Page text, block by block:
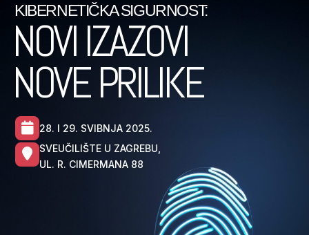
KIBERNETIČKA SIGURNOST:
NOVI IZAZOVI
NOVE PRILIKE
28. I 29. SVIBNJA 2025.
SVEUČILIŠTE U ZAGREBU,
UL. R. CIMERMANA 88